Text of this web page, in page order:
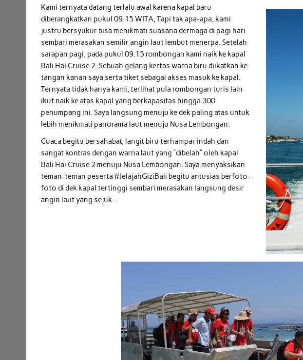
Kami ternyata datang terlalu awal karena kapal baru
diberangkatkan pukul 09.15 WITA, Tapi tak apa-apa, kami
justru bersyukur bisa menikmati suasana dermaga di pagi hari
sembari merasakan semilir angin laut lembut menerpa. Setelah
sarapan pagi, pada pukul 09.15 rombongan kami naik ke kapal
Bali Hai Cruise 2. Sebuah gelang kertas warna biru diikatkan ke
tangan kanan saya serta tiket sebagai akses masuk ke kapal.
Ternyata tidak hanya kami, terlihat pula rombongan turis lain
ikut naik ke atas kapal yang berkapasitas hingga 300
penumpang ini. Saya langsung menuju ke dek paling atas untuk
lebih menikmati panorama laut menuju Nusa Lembongan.
Cuaca begitu bersahabat, langit biru terhampar indah dan
sangat kontras dengan warna laut yang “dibelah” oleh kapal
Bali Hai Cruise 2 menuju Nusa Lembongan. Saya menyaksikan
teman-teman peserta #JelajahGiziBali begitu antusias berfoto-
foto di dek kapal tertinggi sembari merasakan langsung desir
angin laut yang sejuk.